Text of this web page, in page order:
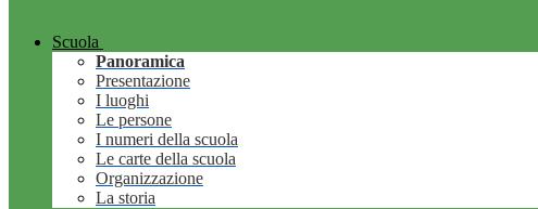
Scuola
Panoramica
Presentazione
I luoghi
Le persone
I numeri della scuola
Le carte della scuola
Organizzazione
La storia